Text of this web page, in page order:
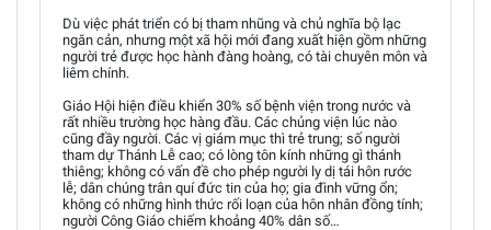
Dù việc phát triển có bị tham nhũng và chủ nghĩa bộ lạc
ngăn cản, nhưng một xã hội mới đang xuất hiện gồm những
người trẻ được học hành đàng hoàng, có tài chuyên môn và
liêm chính.
Giáo Hội hiện điều khiển 30% số bệnh viện trong nước và
rất nhiều trường học hàng đầu. Các chủng viện lúc nào
cũng đầy người. Các vị giám mục thì trẻ trung; số người
tham dự Thánh Lễ cao; có lòng tôn kính những gì thánh
thiêng; không có vấn đề cho phép người ly dị tái hôn rước
lễ; dân chúng trân quí đức tin của họ; gia đình vững ổn;
không có những hình thức rối loạn của hôn nhân đồng tính;
người Công Giáo chiếm khoảng 40% dân số…